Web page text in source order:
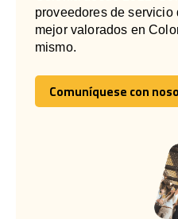
proveedores de servicio
mejor valorados en
mismo.
Comuníquese con
Comuníquese con